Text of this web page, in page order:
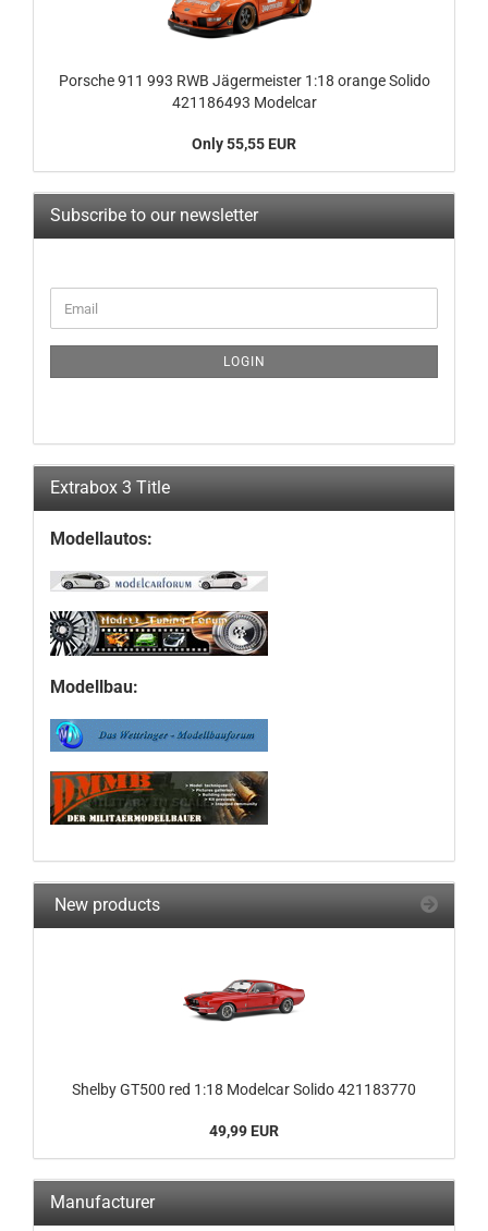
Porsche 911 993 RWB Jägermeister 1:18 orange Solido
421186493 Modelcar
Only 55,55 EUR
Subscribe to our newsletter
TO
PAGE
Email
LOGIN
Extrabox 3 Title
Modellautos:
Modellbau:
New products
Shelby GT500 red 1:18 Modelcar Solido 421183770
49,99 EUR
Manufacturer